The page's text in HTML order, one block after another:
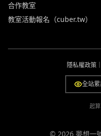
合作教室
教室活動報名（cuber.tw）
隱私權政策
全站
起算
© 2026 夢想一